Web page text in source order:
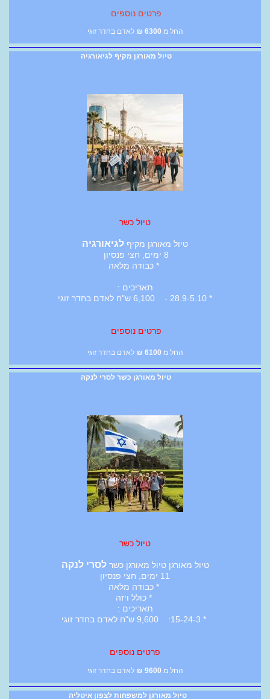
פרטים נוספים
החל מ 6300
₪ לאדם בחדר זוגי
טיול מאורגן מקיף לגיאורגיה
טיול כשר
טיול מאורגן מקיף לגיאורגיה
8 ימים, חצי פנסיון
* כבודה מלאה
תאריכים :
* 28.9-5.10 - 6,100 ש"ח לאדם בחדר זוגי
פרטים נוספים
החל מ 6100
₪ לאדם בחדר זוגי
טיול מאורגן כשר לסרי לנקה
טיול כשר
טיול מאורגן טיול מאורגן כשרלסרי לנקה
11 ימים, חצי פנסיון
* כבודה מלאה
* כולל ויזה
תאריכים :
* 15-24-3: 9,600 ש"ח לאדם בחדר זוגי
פרטים נוספים
החל מ 9600
₪ לאדם בחדר זוגי
טיול מאורגן למשפחות לצפון איטליה